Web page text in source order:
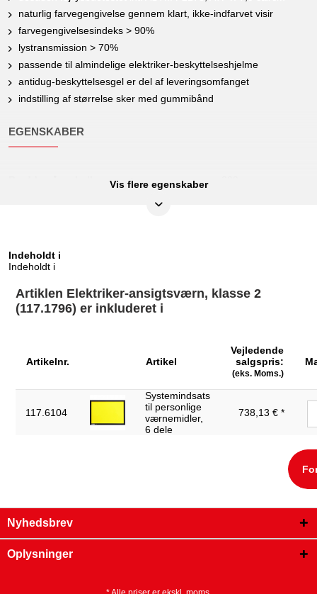
naturlig farvegengivelse gennem klart, ikke-indfarvet visir
farvegengivelsesindeks > 90%
lystransmission > 70%
passende til almindelige elektriker-beskyttelseshjelme
antidug-beskyttelsesgel er del af leveringsomfanget
indstilling af størrelse sker med gummibånd
EGENSKABER
Bredde på emballage mm:
Længde på emballage mm:
Norm:
Prøvecertifikat: 1000
Vis flere egenskaber
Indeholdt i
Indeholdt i
Artiklen Elektriker-ansigtsværn, klasse 2
(117.1796) er inkluderet i
Artikelnr. Artikel
Vejledende
salgspris:
(eks. Moms.)
117.6104
Systemindsats
til personlige
værnemidler,
6 dele
738,13 € *
Nyhedsbrev
Oplysninger